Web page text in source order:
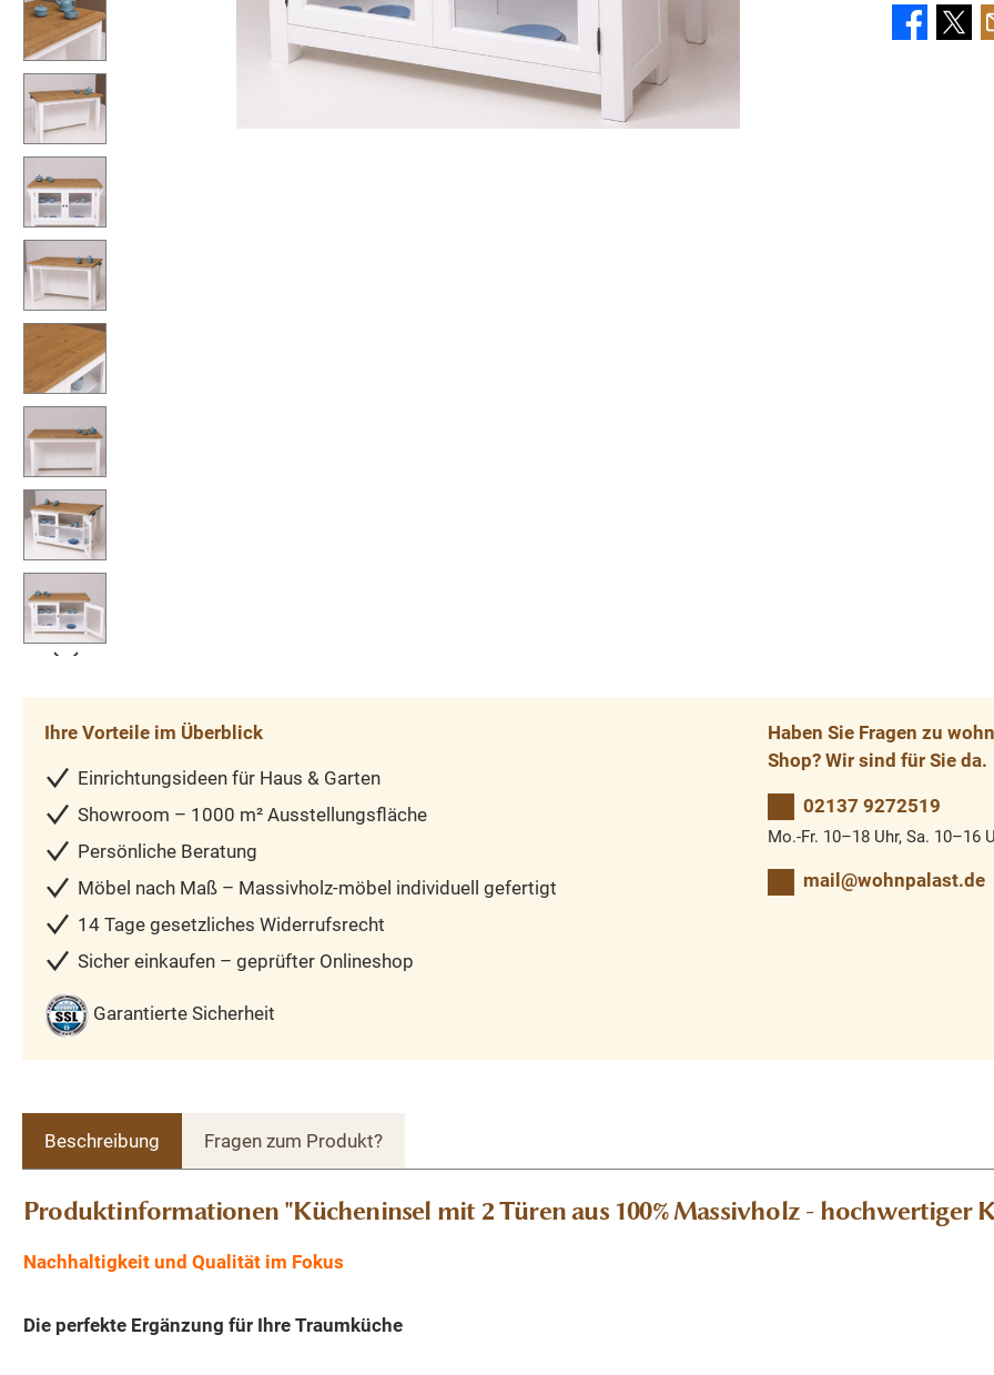
Ihre Vorteile im Überblick
Einrichtungsideen für Haus & Garten
Showroom – 1000 m² Ausstellungsfläche
Persönliche Beratung
Möbel nach Maß – Massivholz-möbel individuell gefertigt
14 Tage gesetzliches Widerrufsrecht
Sicher einkaufen – geprüfter Onlineshop
Garantierte Sicherheit
Haben Sie Fragen zu
Shop? Wir sind für Sie da.
02137 9272519
Mo.-Fr. 10–18 Uhr, Sa. 10–16
mail@wohnpalast.de
Beschreibung Fragen zum Produkt?
Produktinformationen "Kücheninsel mit 2 Türen aus 100% Massivholz - hochwertiger
Nachhaltigkeit und Qualität im Fokus
Die perfekte Ergänzung für Ihre Traumküche